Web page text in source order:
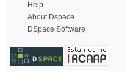
Help
About Dspace
DSpace Software